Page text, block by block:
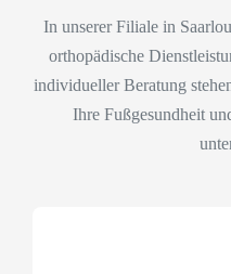
In unserer Filiale in
orthopädische
individueller Beratung
Ihre Fußgesundheit